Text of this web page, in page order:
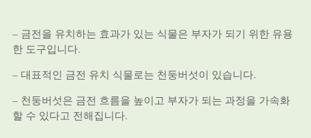
– 금전을 유치하는 효과가 있는 식물은 부자가 되기 위한 유용
한 도구입니다.
– 대표적인 금전 유치 식물로는 천둥버섯이 있습니다.
– 천둥버섯은 금전 흐름을 높이고 부자가 되는 과정을 가속화
할 수 있다고 전해집니다.